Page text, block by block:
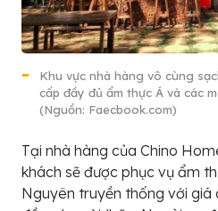
Khu vực nhà hàng vô cùng
cấp đầy đủ ẩm thực Á và các
(Nguồn: Faecbook.com)
Tại nhà hàng của Chino
khách sẽ được phục vụ ẩm
Nguyên truyền thống với giá